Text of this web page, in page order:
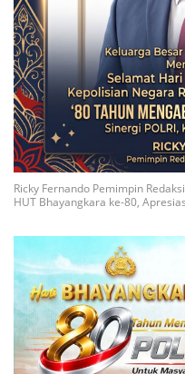
Ricky Fernando Pemimpin
HUT Bhayangkara ke-80,